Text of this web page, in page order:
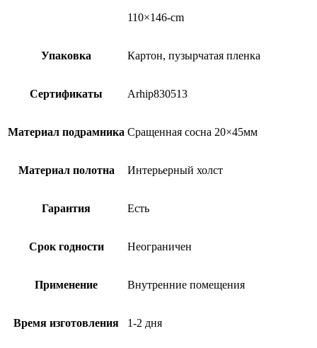
110×146-cm
Упаковка Картон, пузырчатая пленка
Сертификаты Arhip830513
Материал подрамника Сращенная сосна 20×45мм
Материал полотна Интерьерный холст
Гарантия Есть
Срок годности Неограничен
Применение Внутренние помещения
Время изготовления 1-2 дня